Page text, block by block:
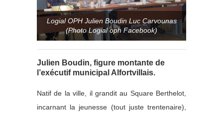
Logial OPH Julien Boudin Luc Carvounas
(Photo Logial oph Facebook)
Julien Boudin, figure montante de
l’exécutif municipal Alfortvillais.
Natif de la ville, il grandit au Square Berthelot,
incarnant la jeunesse (tout juste trentenaire),